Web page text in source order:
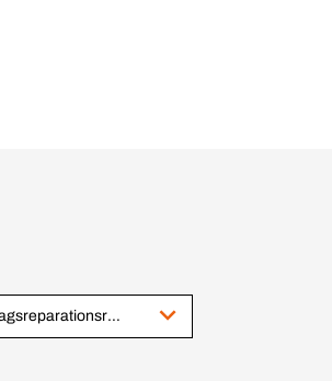
1032245 XTREME Stenslagsreparationsresin 1,7g + injektor